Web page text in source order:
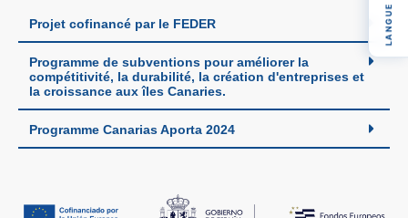
Projet cofinancé par le FEDER
Programme de subventions pour améliorer la
compétitivité, la durabilité, la création d'entreprises et
la croissance aux îles Canaries.
Programme Canarias Aporta 2024
LANGUE